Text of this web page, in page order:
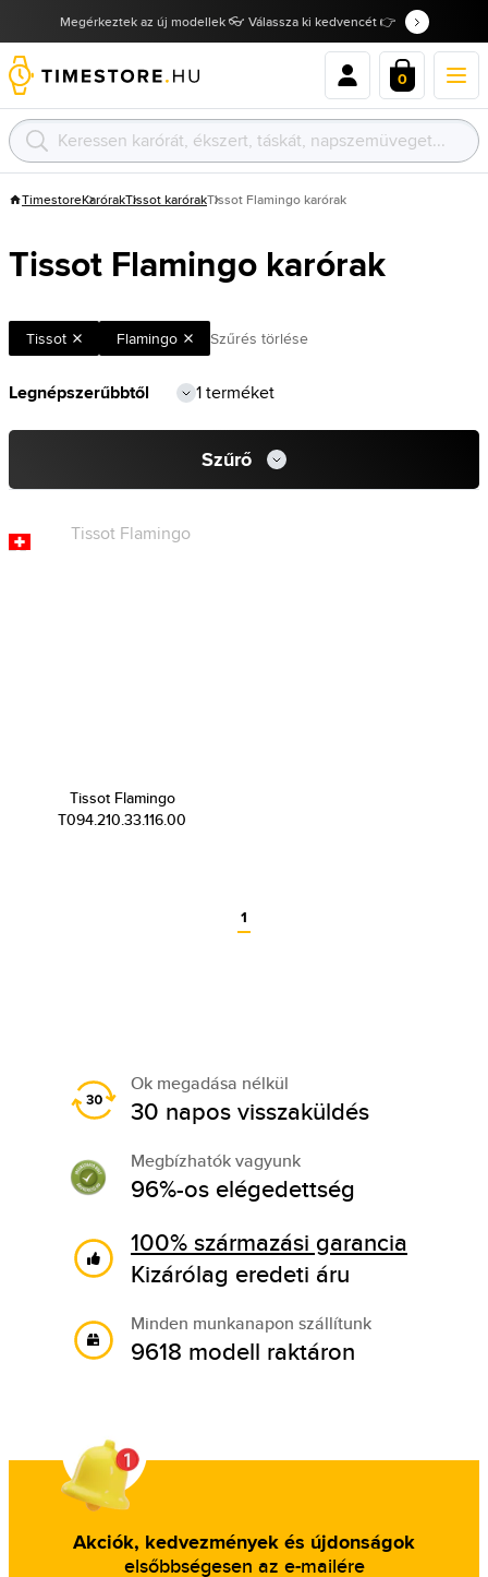
Megérkeztek az új modellek 👓 Válassza ki kedvencét 👉
0
TimestoreKarórakTissot karórakTissot Flamingo karórak
Tissot Flamingo karórak
Tissot Flamingo Szűrés törlése
1 terméket
Szűrő
Tissot Flamingo
T094.210.33.116.00
1
Ok megadása nélkül
30 napos visszaküldés
Megbízhatók vagyunk
96%-os elégedettség
100% származási garancia
Kizárólag eredeti áru
Minden munkanapon szállítunk
9618 modell raktáron
Akciók, kedvezmények és újdonságok
elsőbbségesen az e-mailére